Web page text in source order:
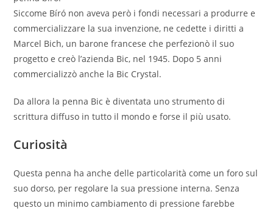
Siccome Bíró non aveva però i fondi necessari a produrre e
commercializzare la sua invenzione, ne cedette i diritti a
Marcel Bich, un barone francese che perfezionò il suo
progetto e creò l’azienda Bic, nel 1945. Dopo 5 anni
commercializzò anche la Bic Crystal.
Da allora la penna Bic è diventata uno strumento di
scrittura diffuso in tutto il mondo e forse il più usato.
Curiosità
Questa penna ha anche delle particolarità come un foro sul
suo dorso, per regolare la sua pressione interna. Senza
questo un minimo cambiamento di pressione farebbe